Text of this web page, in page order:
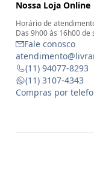
Nossa Loja Online
Horário de
Das 9h00 às 16h00 de
Fale conosco
(11) 94077-8293
(11) 3107-4343
Compras por